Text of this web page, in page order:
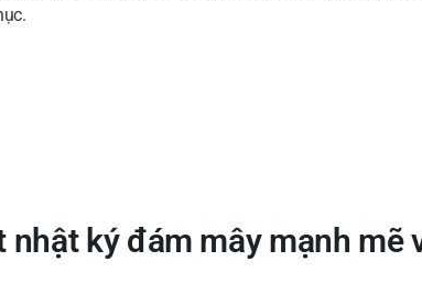
nhật ký đám mây mạnh